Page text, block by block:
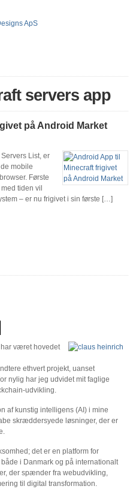
servers app
på Android Market
List, er
mobile
Første
tiden vil
– er nu frigivet i sin første […]
været hovedet
ethvert projekt, uanset
nylig har jeg udvidet mit faglige
udvikling.
af kunstig intelligens (AI) i mine
skræddersyede løsninger, der er
det er en platform for
i Danmark og på internationalt
der spænder fra webudvikling,
til digital transformation.